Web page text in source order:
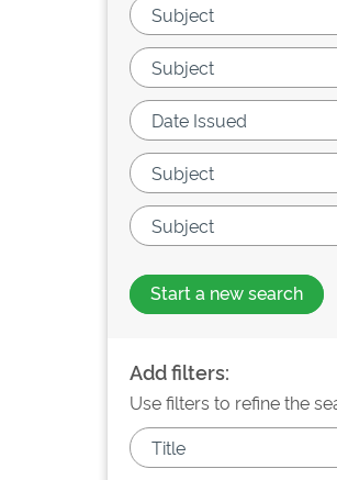
Start a new search
Add filters:
Use filters to refine the